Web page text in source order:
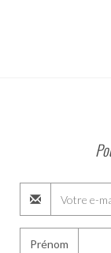
Prénom